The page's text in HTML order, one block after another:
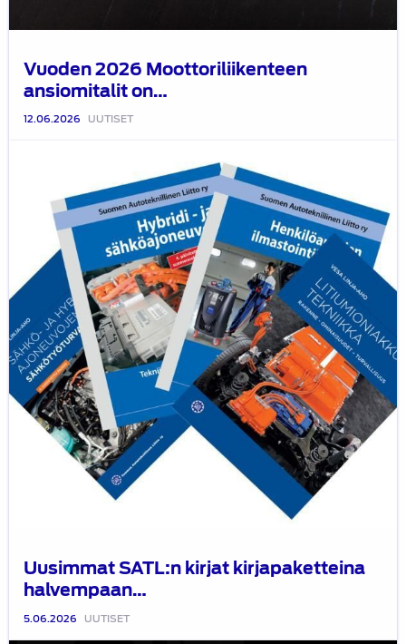
Vuoden 2026 Moottoriliikenteen
ansiomitalit on…
12.06.2026 UUTISET
Uusimmat SATL:n kirjat kirjapaketteina
halvempaan…
5.06.2026 UUTISET
kirjapaketteina
halvempaan
hintaan